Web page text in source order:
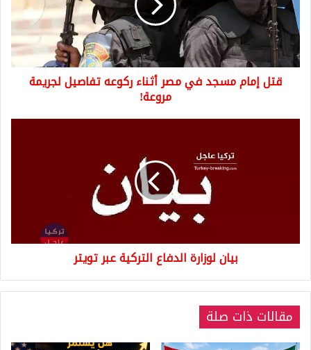
مصر
أثناء
ركوعه
تفاصيل
لجريمة
مروعة!قتل إمام مسجد في مصر أثناء ركوعه تفاصيل لجريمة
مروعة!
بيان لوزارة الدفاع التركية عبر تويتر
مقالات ذات صلة